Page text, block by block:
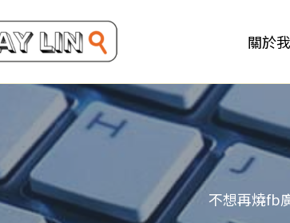
關於我
不想再燒fb